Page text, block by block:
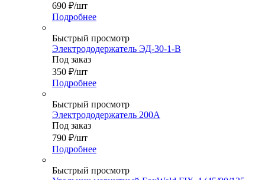
690 ₽/шт
Подробнее
Быстрый просмотр
Электрододержатель ЭД-30-1-В
Под заказ
350 ₽/шт
Подробнее
Быстрый просмотр
Электрододержатель 200A
Под заказ
790 ₽/шт
Подробнее
Быстрый просмотр